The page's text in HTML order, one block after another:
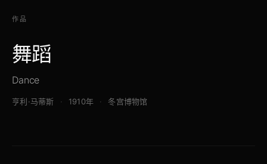
作品
舞蹈
Dance
亨利·马蒂斯 1910年 冬宫博物馆